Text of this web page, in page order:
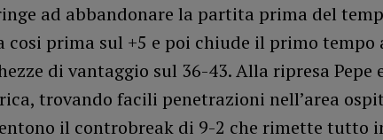
ad abbandonare la partita prima del
cosi prima sul +5 e poi chiude il primo
di vantaggio sul 36-43. Alla ripresa Pepe
trovando facili penetrazioni nell’area
il controbreak di 9-2 che rimette tutto